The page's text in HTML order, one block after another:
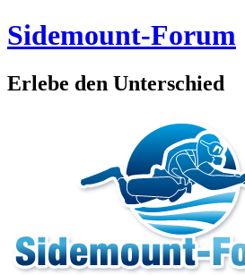
Sidemount-Forum
Erlebe den Unterschied